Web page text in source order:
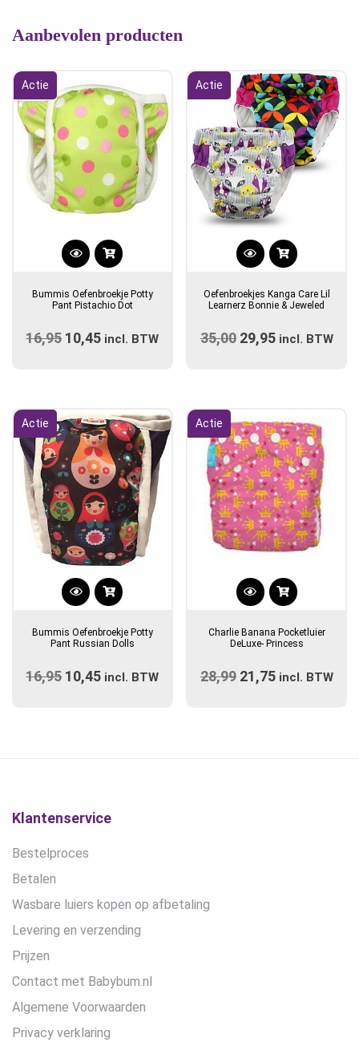
Aanbevolen producten
Actie
Dit
heeft
variaties.
gekozen
worden
op
de
productpagina
Bummis Oefenbroekje Potty
Pant Pistachio Dot
16,95 Oorspronkelijke
10,45 Huidige
incl. BTW
Actie
Oefenbroekjes Kanga Care Lil
Learnerz Bonnie & Jeweled
35,00 Oorspronkelijke
29,95Huidige
incl. BTW
Actie
Dit
heeft
variaties.
de
Bummis Oefenbroekje Potty
Pant Russian Dolls
16,95 Oorspronkelijke
10,45 Huidige
incl. BTW
Actie
Charlie Banana Pocketluier
DeLuxe- Princess
28,99 Oorspronkelijke
21,75Huidige
incl. BTW
Klantenservice
Bestelproces
Betalen
Wasbare luiers kopen op afbetaling
Levering en verzending
Prijzen
Contact met Babybum.nl
Algemene Voorwaarden
Privacy verklaring